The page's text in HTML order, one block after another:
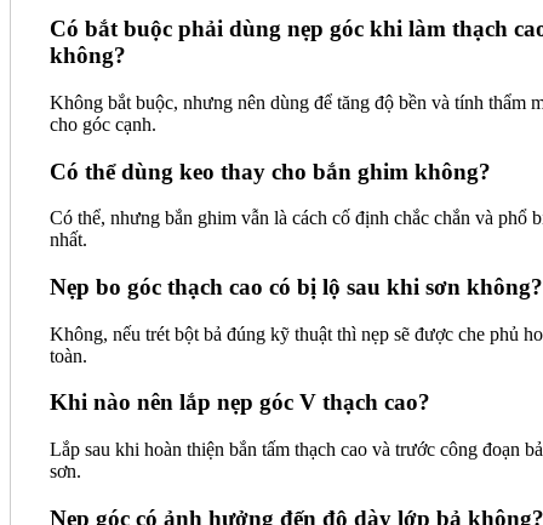
Có bắt buộc phải dùng nẹp góc khi làm thạch
không?
Không bắt buộc, nhưng nên dùng để tăng độ bền và tính thẩm
cho góc cạnh.
Có thể dùng keo thay cho bắn ghim không?
Có thể, nhưng bắn ghim vẫn là cách cố định chắc chắn và phổ
nhất.
Nẹp bo góc thạch cao có bị lộ sau khi sơn không?
Không, nếu trét bột bả đúng kỹ thuật thì nẹp sẽ được che phủ
toàn.
Khi nào nên lắp nẹp góc V thạch cao?
Lắp sau khi hoàn thiện bắn tấm thạch cao và trước công đoạn
sơn.
Nẹp góc có ảnh hưởng đến độ dày lớp bả không?